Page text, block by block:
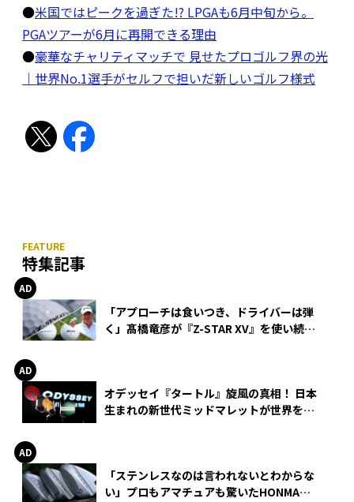
●米国ではピークを過ぎた!? LPGAも6月中旬から。
PGAツアーが6月に再開できる理由
●豪華なチャリティマッチで 見せたプロゴルフ界の光
｜世界No.1選手がセルフで担いだ新しいゴルフ様式
特集記事
「アプローチは食いつき、ドライバーは弾
く」髙橋竜彦が『Z-STAR XV』を使い続け
オデッセイ『タートル』旋風の真相！ 日本
生まれの新世代ミッドマレットが世界を席
「ステンレスなのは言われないとわからな
い」プロもアマチュアも驚いたHONMA